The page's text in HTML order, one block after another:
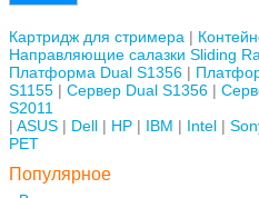
Картридж для стримера
Направляющие салазки Sliding
Платформа Dual S1356
S1155
Сервер Dual S1356
S2011
ASUS
Dell HP IBM Intel
РЕТ
Популярное